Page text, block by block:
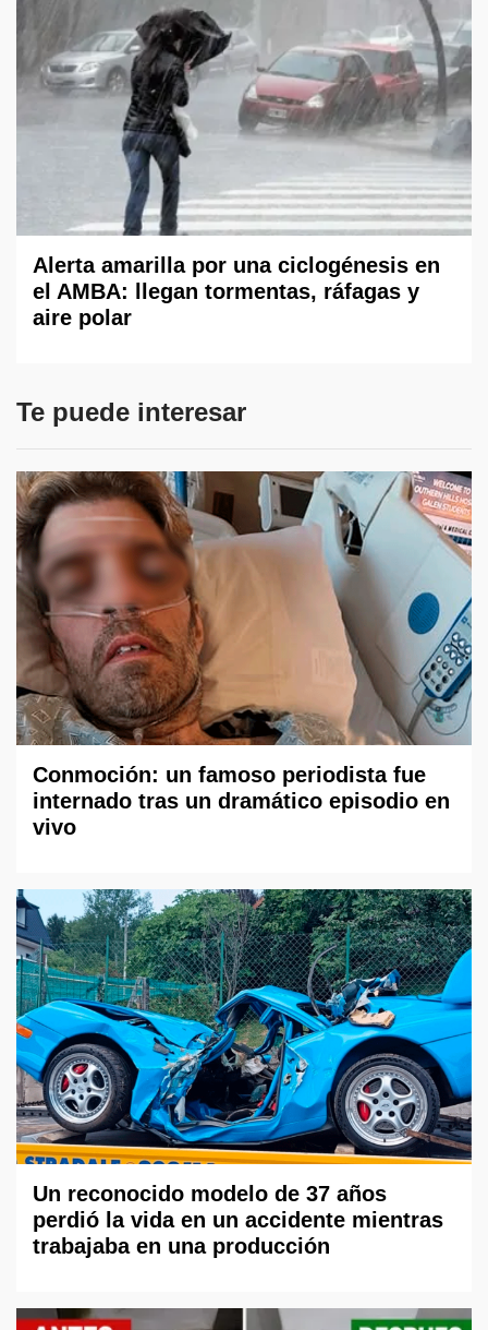
Alerta amarilla por una ciclogénesis en
el AMBA: llegan tormentas, ráfagas y
aire polar
Te puede interesar
Conmoción: un famoso periodista fue
internado tras un dramático episodio en
vivo
Un reconocido modelo de 37 años
perdió la vida en un accidente mientras
trabajaba en una producción